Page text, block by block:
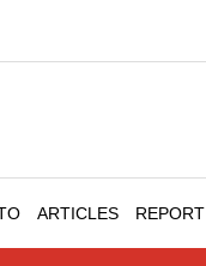
ARTICLES REPORT